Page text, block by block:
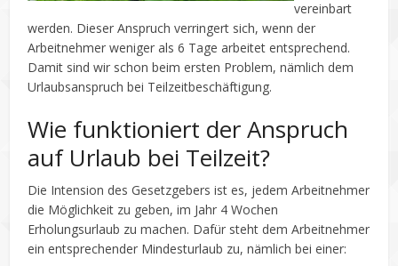
vereinbart
werden. Dieser Anspruch verringert sich, wenn der
Arbeitnehmer weniger als 6 Tage arbeitet entsprechend.
Damit sind wir schon beim ersten Problem, nämlich dem
Urlaubsanspruch bei Teilzeitbeschäftigung.
Wie funktioniert der Anspruch
auf Urlaub bei Teilzeit?
Die Intension des Gesetzgebers ist es, jedem Arbeitnehmer
die Möglichkeit zu geben, im Jahr 4 Wochen
Erholungsurlaub zu machen. Dafür steht dem Arbeitnehmer
ein entsprechender Mindesturlaub zu, nämlich bei einer: